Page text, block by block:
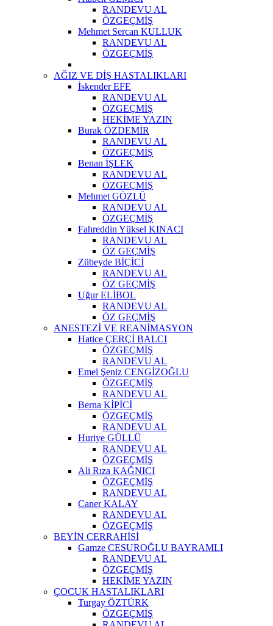
RANDEVU AL
ÖZGEÇMİŞ
Mehmet Sercan KULLUK
RANDEVU AL
ÖZGEÇMİŞ
AĞIZ VE DİŞ HASTALIKLARI
İskender EFE
RANDEVU AL
ÖZGEÇMİŞ
HEKİME YAZIN
Burak ÖZDEMİR
RANDEVU AL
ÖZGEÇMİŞ
Benan İŞLEK
RANDEVU AL
ÖZGEÇMİŞ
Mehmet GÖZLÜ
RANDEVU AL
ÖZGEÇMİŞ
Fahreddin Yüksel KINACI
RANDEVU AL
ÖZ GEÇMİŞ
Zübeyde BİÇİCİ
RANDEVU AL
ÖZ GEÇMİŞ
Uğur ELİBOL
RANDEVU AL
ÖZ GEÇMİŞ
ANESTEZİ VE REANİMASYON
Hatice ÇERÇİ BALCI
ÖZGEÇMİŞ
RANDEVU AL
Emel Şeniz CENGİZOĞLU
ÖZGEÇMİŞ
RANDEVU AL
Berna KİPİCİ
ÖZGEÇMİŞ
RANDEVU AL
Huriye GÜLLÜ
RANDEVU AL
ÖZGEÇMİŞ
Ali Rıza KAĞNICI
ÖZGEÇMİŞ
RANDEVU AL
Caner KALAY
RANDEVU AL
ÖZGEÇMİŞ
BEYİN CERRAHİSİ
Gamze CESUROĞLU BAYRAMLI
RANDEVU AL
ÖZGEÇMİŞ
HEKİME YAZIN
ÇOCUK HASTALIKLARI
Turgay ÖZTÜRK
ÖZGEÇMİŞ